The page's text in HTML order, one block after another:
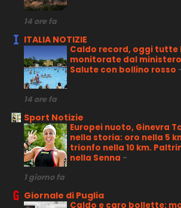
14 ore fa
ITALIA NOTIZIE
Caldo record, oggi tutte
monitorate dal
Salute con bollino rosso
14 ore fa
Sport Notizie
Europei nuoto, Ginevra
nella storia: oro nella 5
trionfo nella 10 km.
nella Senna -
1 giorno fa
Giornale di Puglia
Caldo e caro bollette: